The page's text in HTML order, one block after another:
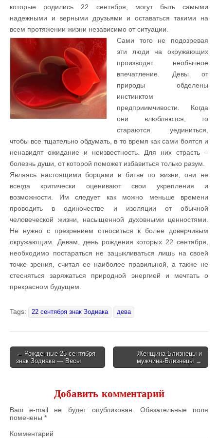
которые родились 22 сентября, могут быть самыми
надежными и верными друзьями и оставаться такими на
всем протяжении жизни независимо от ситуации.
Сами того не подозревая
эти люди на окружающих
производят необычное
впечатление. Девы от
природы обделены
инстинктом
предприимчивости. Когда
они влюбляются, то
стараются уединиться,
чтобы все тщательно обдумать, в то время как сами боятся и
ненавидят ожидание и неизвестность. Для них страсть –
болезнь души, от которой поможет избавиться только разум.
Являясь настоящими борцами в битве по жизни, они не
всегда критически оценивают свои укрепления и
возможности. Им следует как можно меньше времени
проводить в одиночестве и изоляции от обычной
человеческой жизни, насыщенной духовными ценностями.
Не нужно с презрением относиться к более доверчивым
окружающим. Девам, день рождения которых 22 сентября,
необходимо постараться не зацыкливаться лишь на своей
точке зрения, считая ее наиболее правильной, а также не
стесняться заряжаться природной энергией и мечтать о
прекрасном будущем.
Tags: 22 сентября знак Зодиака дева
Post navigation
← Рожденные 25 сентября
знак Зодиака — Весы
Женщина-Близнецы и
мужчина-Близнецы →
Добавить комментарий
Ваш e-mail не будет опубликован.
Обязательные поля
помечены *
Комментарий